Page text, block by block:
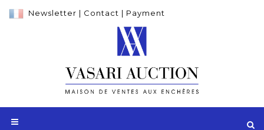
Newsletter | Contact | Payment